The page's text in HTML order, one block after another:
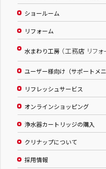
ショールーム
リフォーム
水まわり工房 （工務店 リフ
ユーザー様向け（サポートメニ
リフレッシュサービス
オンラインショッピング
浄水器カートリッジの購入
クリナップについて
採用情報